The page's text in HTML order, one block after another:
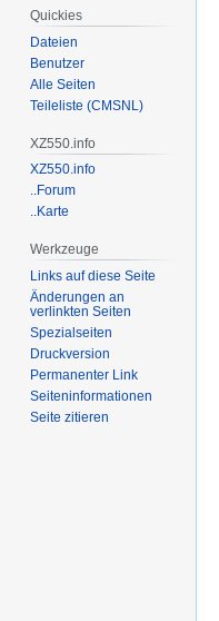
Quickies
Dateien
Benutzer
Alle Seiten
Teileliste (CMSNL)
XZ550.info
XZ550.info
..Forum
..Karte
Werkzeuge
Links auf diese Seite
Änderungen an
verlinkten Seiten
Spezialseiten
Druckversion
Permanenter Link
Seiten­informationen
Seite zitieren